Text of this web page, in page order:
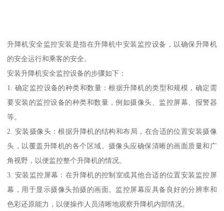
升降机安全监控安装是指在升降机中安装监控设备，以确保升降机
的安全运行和乘客的安全。
安装升降机安全监控设备的步骤如下：
1. 确定监控设备的种类和数量：根据升降机的类型和规模，确定需
要安装的监控设备的种类和数量，例如摄像头、监控屏幕、报警器
等。
2. 安装摄像头：根据升降机的结构和布局，在合适的位置安装摄像
头，以覆盖升降机的各个区域。摄像头应确保清晰的画面质量和广
角视野，以便监控整个升降机的情况。
3. 安装监控屏幕：在升降机的控制室或其他合适的位置安装监控屏
幕，用于显示摄像头拍摄的画面。监控屏幕应具备良好的分辨率和
色彩还原能力，以便操作人员清晰地观察升降机内部情况。